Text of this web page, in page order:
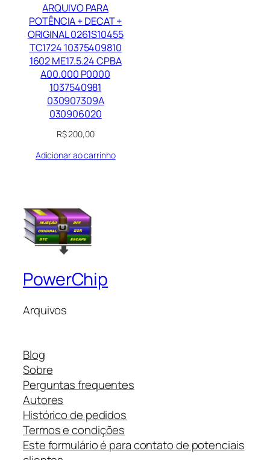
ARQUIVO PARA
POTÊNCIA + DECAT +
ORIGINAL 0261S10455
TC1724 10375409810
1602 ME17.5.24 CPBA
A00.000 P0000
1037540981
030907309A
030906020
R$200,00
Adicionar ao carrinho
PowerChip
Arquivos
Blog
Sobre
Perguntas frequentes
Autores
Histórico de pedidos
Termos e condições
Este formulário é para contato de potenciais